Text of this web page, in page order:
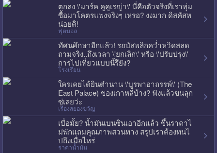
ตกลง \'มาร์ค คูคูเรญ่า\' นี่คือตัวจริงที่เราทุ่ม
ซื้อมาโคตรแพงจริงๆ เหรอ? งงมาก ดิสคัสห
น่อยดิ!
ฟุตบอล
ทัศนศึกษาอีกแล้ว! รถบัสพลิกคว่ำหวิดสลด
ถามจริง..ถึงเวลา \'ยกเลิก\' หรือ \'ปรับปรุง\'
การไปเที่ยวแบบนี้รึยัง?
โรงเรียน
ใครเคยได้ยินตำนาน \'บูรพาอาถรรพ์\' (The
East Palace) ของเกาหลีบ้าง? ฟังแล้วขนลุก
ซู่เลยว่ะ
เรื่องสยองขวัญ
เบื่อมั้ย? น้ำมันเบนซินเอาอีกแล้ว ขึ้นราคาไ
ม่พักแถมคุณภาพสวนทาง สรุปเราต้องทนไ
ปถึงเมื่อไหร่
ราคาน้ำมัน